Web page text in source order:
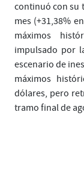
continuó con su
mes (+31,38%
máximos
impulsado por
escenario de
máximos
dólares, pero
tramo final de